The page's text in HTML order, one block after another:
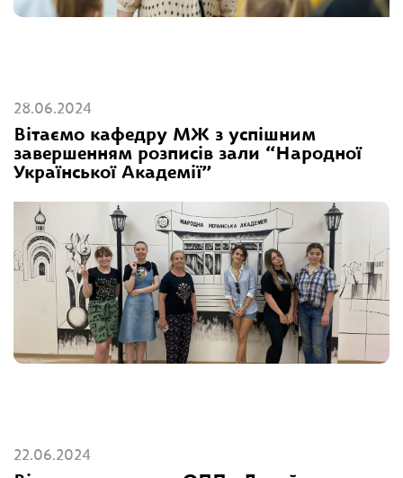
28.06.2024
Вітаємо кафедру МЖ з успішним
завершенням розписів зали “Народної
Української Академії”
22.06.2024